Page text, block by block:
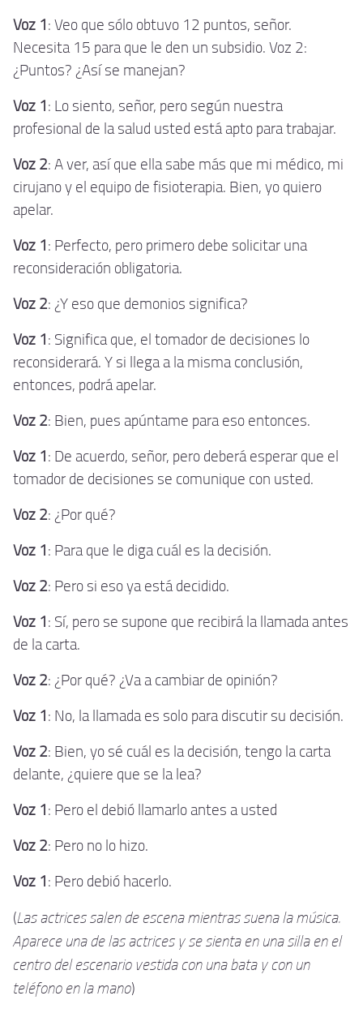
Voz 1: Veo que sólo obtuvo 12 puntos, señor.
Necesita 15 para que le den un subsidio. Voz 2:
¿Puntos? ¿Así se manejan?
Voz 1: Lo siento, señor, pero según nuestra
profesional de la salud usted está apto para trabajar.
Voz 2: A ver, así que ella sabe más que mi médico, mi
cirujano y el equipo de fisioterapia. Bien, yo quiero
apelar.
Voz 1: Perfecto, pero primero debe solicitar una
reconsideración obligatoria.
Voz 2: ¿Y eso que demonios significa?
Voz 1: Significa que, el tomador de decisiones lo
reconsiderará. Y si llega a la misma conclusión,
entonces, podrá apelar.
Voz 2: Bien, pues apúntame para eso entonces.
Voz 1: De acuerdo, señor, pero deberá esperar que el
tomador de decisiones se comunique con usted.
Voz 2: ¿Por qué?
Voz 1: Para que le diga cuál es la decisión.
Voz 2: Pero si eso ya está decidido.
Voz 1: Sí, pero se supone que recibirá la llamada antes
de la carta.
Voz 2: ¿Por qué? ¿Va a cambiar de opinión?
Voz 1: No, la llamada es solo para discutir su decisión.
Voz 2: Bien, yo sé cuál es la decisión, tengo la carta
delante, ¿quiere que se la lea?
Voz 1: Pero el debió llamarlo antes a usted
Voz 2: Pero no lo hizo.
Voz 1: Pero debió hacerlo.
(Las actrices salen de escena mientras suena la música.
Aparece una de las actrices y se sienta en una silla en el
centro del escenario vestida con una bata y con un
teléfono en la mano)